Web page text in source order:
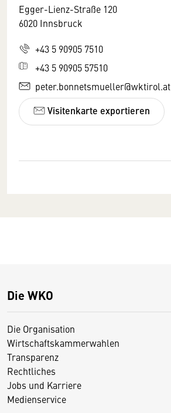
Egger-Lienz-Straße 120
6020 Innsbruck
+43 5 90905 7510
+43 5 90905 57510
peter.bonnetsmueller@wktirol.at
Visitenkarte exportieren
Die WKO
Die Organisation
Wirtschaftskammerwahlen
Transparenz
Rechtliches
Jobs und Karriere
Medienservice